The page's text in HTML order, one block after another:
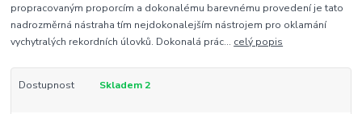
propracovaným proporcím a dokonalému barevnému provedení je tato
nadrozměrná nástraha tím nejdokonalejším nástrojem pro oklamání
vychytralých rekordních úlovků. Dokonalá prác... celý popis
Dostupnost Skladem 2